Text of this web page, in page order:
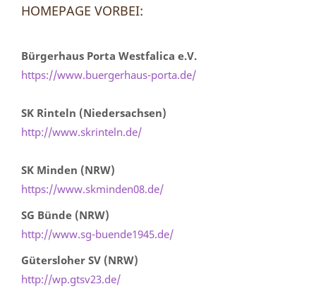
HOMEPAGE VORBEI:
Bürgerhaus Porta Westfalica e.V.
https://www.buergerhaus-porta.de/
SK Rinteln (Niedersachsen)
http://www.skrinteln.de/
SK Minden (NRW)
https://www.skminden08.de/
SG Bünde (NRW)
http://www.sg-buende1945.de/
Gütersloher SV (NRW)
http://wp.gtsv23.de/